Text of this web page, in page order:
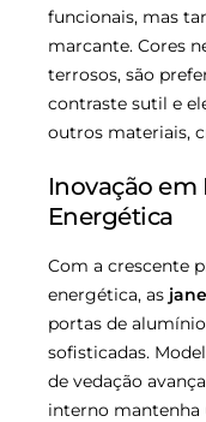
funcionais, mas
marcante. Cores
terrosos, são
contraste sutil e
outros materiais,
Inovação em
Energética
Com a crescente
energética, as
portas de
sofisticadas.
de vedação
interno mantenha